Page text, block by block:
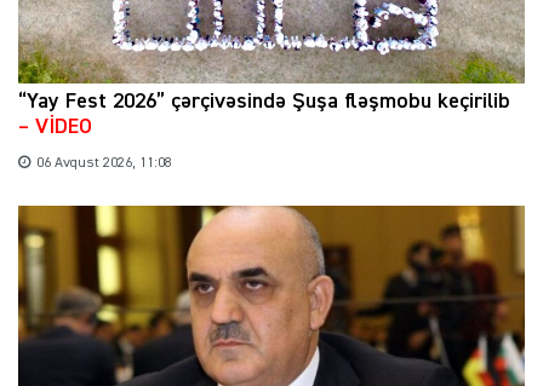
“Yay Fest 2026” çərçivəsində Şuşa fləşmobu keçirilib
– VİDEO
06 Avqust 2026, 11:08